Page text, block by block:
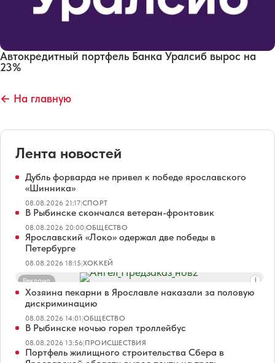
Автокредитный портфель Банка Уралсиб вырос на
23%
← На главную
Лента новостей
Дубль форварда не привел к победе ярославского
«Шинника»
08.08.2026 21:17|СПОРТ
В Рыбинске скончался ветеран-фронтовик
08.08.2026 20:00|ОБЩЕСТВО
Ярославский «Локо» одержал две победы в
Петербурге
08.08.2026 18:15|ХОККЕЙ
Реклама
Хозяина пекарни в Ярославле наказали за половую
дискриминацию
08.08.2026 14:01|ОБЩЕСТВО
В Рыбинске ночью горел троллейбус
08.08.2026 13:56|ПРОИСШЕСТВИЯ
Портфель жилищного строительства Сбера в